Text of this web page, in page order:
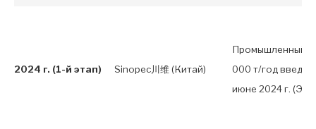
2024 г. (1-й этап) Sinopec川维 (Китай)
Промышленный
000 т/год
июне 2024 г.